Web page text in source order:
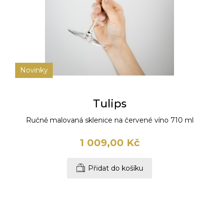
Novinky
Tulips
Ručně malovaná sklenice na červené víno 710 ml
1 009,00 Kč
Přidat do košíku